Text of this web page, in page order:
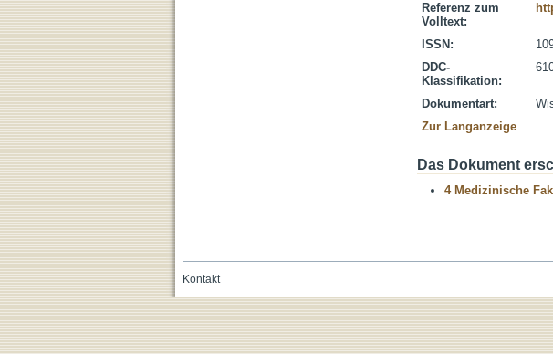
Referenz zum
Volltext:
ISSN:
DDC-
Klassifikation:
Dokumentart:
Zur Langanzeige
Das Dokument
4 Medizinische
Kontakt